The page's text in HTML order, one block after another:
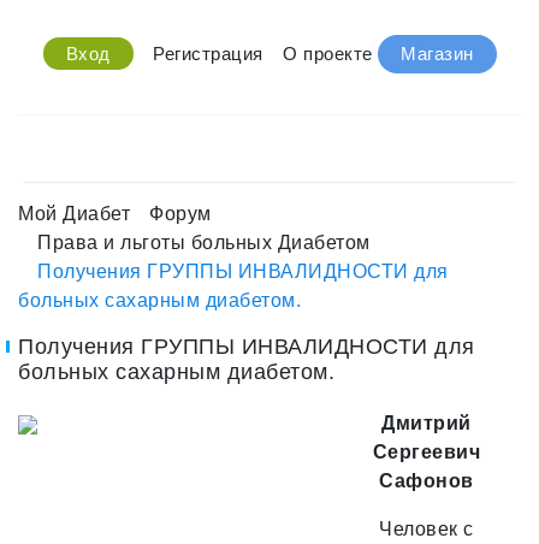
Вход Регистрация О проекте Магазин
Мой Диабет
Форум
Права и льготы больных Диабетом
Получения ГРУППЫ ИНВАЛИДНОСТИ для
больных сахарным диабетом.
Получения ГРУППЫ ИНВАЛИДНОСТИ для
больных сахарным диабетом.
Дмитрий
Сергеевич
Сафонов
Человек с